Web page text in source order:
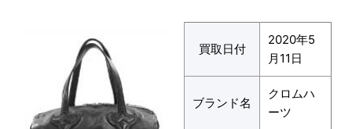
買取日付
2020年5
月11日
ブランド名
クロムハ
ーツ